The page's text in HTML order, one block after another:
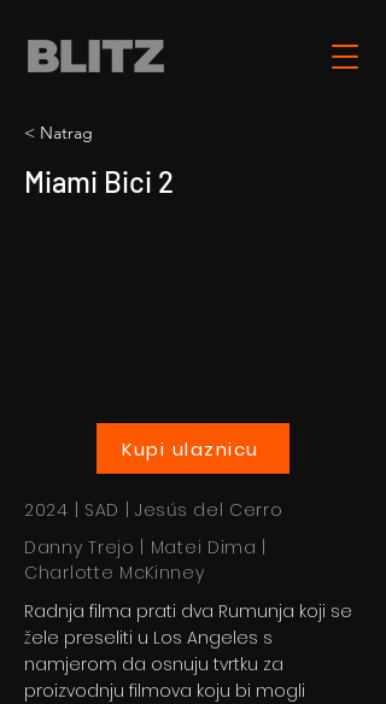
< Natrag
Miami Bici 2
Kupi ulaznicu
2024 | SAD | Jesús del Cerro
Danny Trejo | Matei Dima |
Charlotte McKinney
Radnja filma prati dva Rumunja koji se
žele preseliti u Los Angeles s
namjerom da osnuju tvrtku za
proizvodnju filmova koju bi mogli